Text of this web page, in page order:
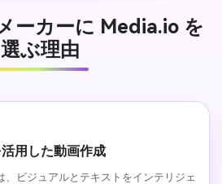
ーカーに Media.io を
選ぶ理由
用した動画作成
、ビジュアルとテキストをインテリジェ